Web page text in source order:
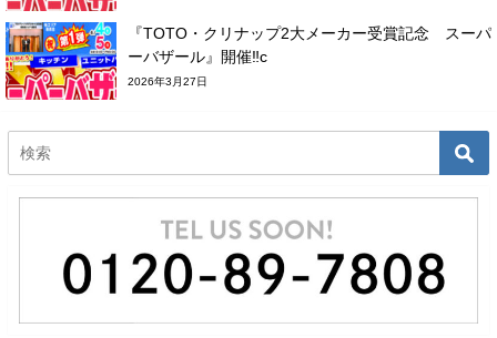
『TOTO・クリナップ2大メーカー受賞記念 スーパ
ーバザール』開催‼c
2026年3月27日